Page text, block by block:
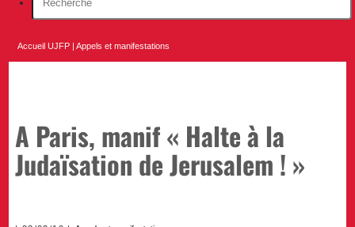
Accueil UJFP |Appels et manifestations
A Paris, manif « Halte à la
Judaïsation de Jerusalem ! »